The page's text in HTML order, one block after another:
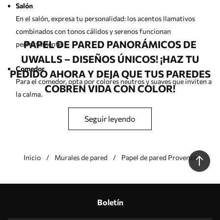
Salón
En el salón, expresa tu personalidad: los acentos llamativos
combinados con tonos cálidos y serenos funcionan
perfectamente.
Comedor
Para el comedor, opta por colores neutros y suaves que inviten a
la calma.
En la habitación de los niños, elige diseños alegres y tranquilos.
PAPEL DE PARED PANORÁMICOS DE
UWALLS – DISEÑOS ÚNICOS! ¡HAZ TU
PEDIDO AHORA Y DEJA QUE TUS PAREDES
COBREN VIDA CON COLOR!
seguir leyendo
Inicio Murales de pared Papel de pared Provenza
Boletín